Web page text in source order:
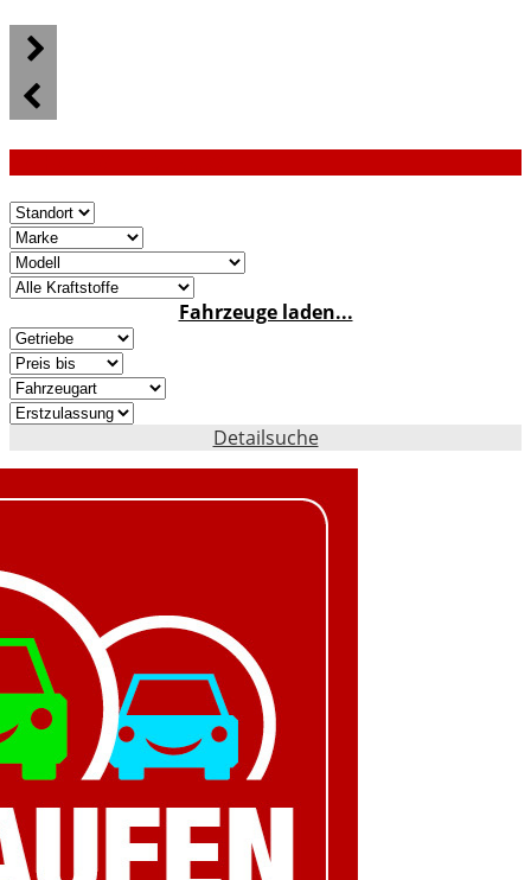
Fahrzeuge laden...
Detailsuche